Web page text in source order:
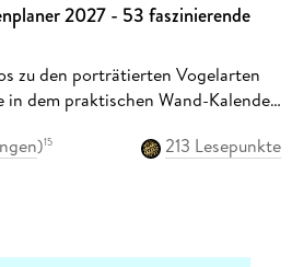
2027 - 53 faszinierende
zu den porträtierten Vogelarten
in dem praktischen Wand-Kalender
)15
213 Lesepunkte